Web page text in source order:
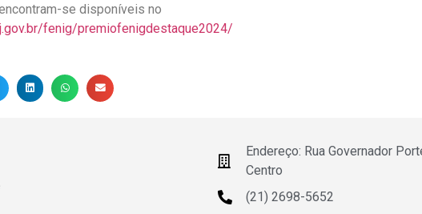
se disponíveis no
fenig/premiofenigdestaque2024/
Endereço: Rua Governador
Centro
(21) 2698-5652